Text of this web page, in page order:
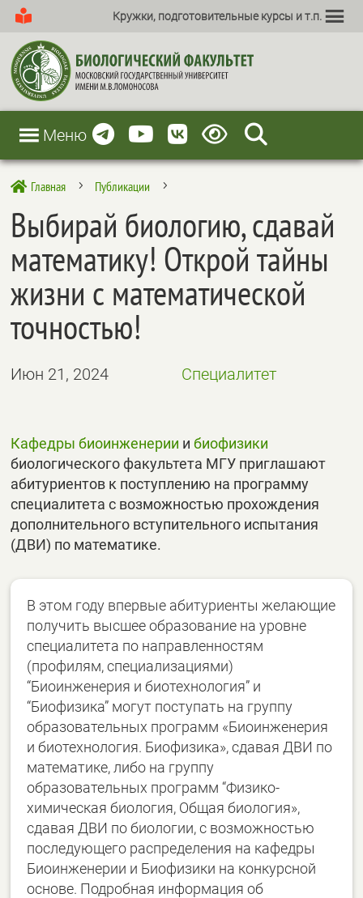
Кружки, подготовительные курсы и т.п.
Меню
 Главная 5 Публикации 5
Выбирай биологию, сдавай
математику! Открой тайны
жизни с математической
точностью!
Июн 21, 2024 Специалитет
Кафедры биоинженерии ибиофизики
биологического факультета МГУ приглашают
абитуриентов к поступлению на программу
специалитета с возможностью прохождения
дополнительного вступительного испытания
(ДВИ) по математике.
В этом году впервые абитуриенты желающие
получить высшее образование на уровне
специалитета по направленностям
(профилям, специализациями)
“Биоинженерия и биотехнология” и
“Биофизика” могут поступать на группу
образовательных программ «Биоинженерия
и биотехнология. Биофизика», сдавая ДВИ по
математике, либо на группу
образовательных программ “Физико-
химическая биология, Общая биология»,
сдавая ДВИ по биологии, с возможностью
последующего распределения на кафедры
Биоинженерии и Биофизики на конкурсной
основе. Подробная информация об